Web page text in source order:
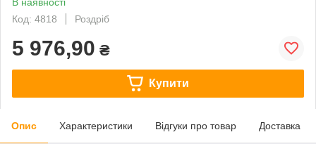
Код: 4818
Роздріб
5 976,90 ₴
Купити
Опис Характеристики Відгуки про товар Доставка